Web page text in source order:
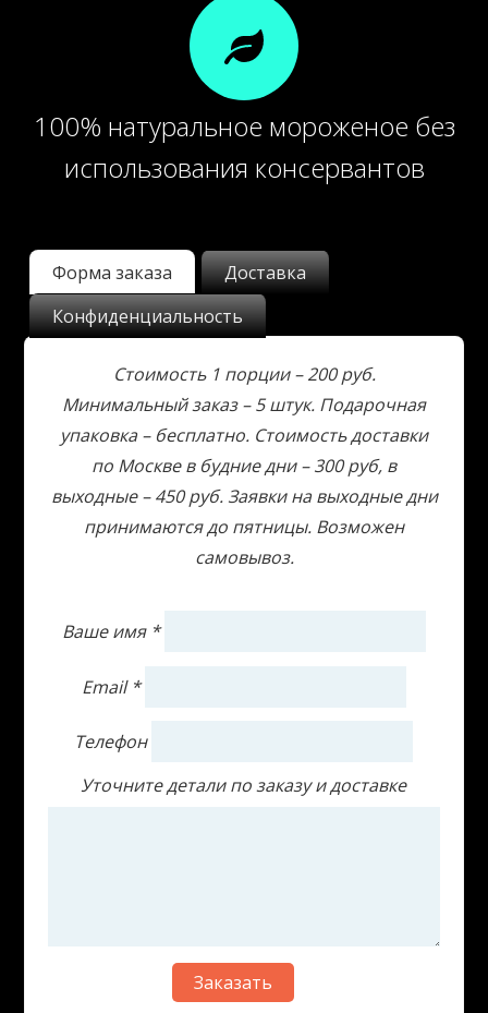
100% натуральное мороженое без
использования консервантов
Форма заказа
Доставка
Конфиденциальность
Стоимость 1 порции – 200 руб.
Минимальный заказ – 5 штук. Подарочная
упаковка – бесплатно. Стоимость доставки
по Москве в будние дни – 300 руб, в
выходные – 450 руб. Заявки на выходные дни
принимаются до пятницы. Возможен
самовывоз.
Ваше имя *
Email *
Телефон
Уточните детали по заказу и доставке